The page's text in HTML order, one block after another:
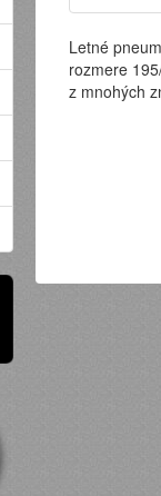
Letné
rozmere
z mnohých